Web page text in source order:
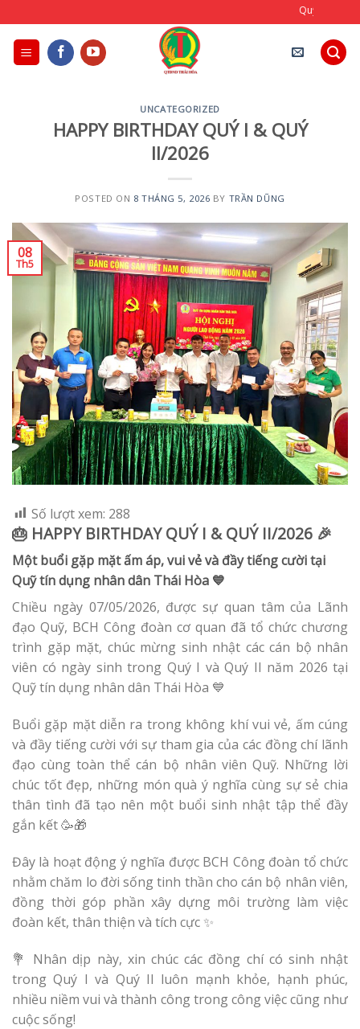
to
content
Quỹ Tín Dụng Nhân Dân
UNCATEGORIZED
HAPPY BIRTHDAY QUÝ I & QUÝ
II/2026
POSTED ON 8 THÁNG 5, 2026 BY TRẦN DŨNG
08
Th5
Số lượt xem: 288
🎂 HAPPY BIRTHDAY QUÝ I & QUÝ II/2026 🎉
Một buổi gặp mặt ấm áp, vui vẻ và đầy tiếng cười tại
Quỹ tín dụng nhân dân Thái Hòa 💙
Chiều ngày 07/05/2026, được sự quan tâm của Lãnh
đạo Quỹ, BCH Công đoàn cơ quan đã tổ chức chương
trình gặp mặt, chúc mừng sinh nhật các cán bộ nhân
viên có ngày sinh trong Quý I và Quý II năm 2026 tại
Quỹ tín dụng nhân dân Thái Hòa 💙
Buổi gặp mặt diễn ra trong không khí vui vẻ, ấm cúng
và đầy tiếng cười với sự tham gia của các đồng chí lãnh
đạo cùng toàn thể cán bộ nhân viên Quỹ. Những lời
chúc tốt đẹp, những món quà ý nghĩa cùng sự sẻ chia
thân tình đã tạo nên một buổi sinh nhật tập thể đầy
gắn kết 🥳🎁
Đây là hoạt động ý nghĩa được BCH Công đoàn tổ chức
nhằm chăm lo đời sống tinh thần cho cán bộ nhân viên,
đồng thời góp phần xây dựng môi trường làm việc
đoàn kết, thân thiện và tích cực ✨
💐 Nhân dịp này, xin chúc các đồng chí có sinh nhật
trong Quý I và Quý II luôn mạnh khỏe, hạnh phúc,
nhiều niềm vui và thành công trong công việc cũng như
cuộc sống!